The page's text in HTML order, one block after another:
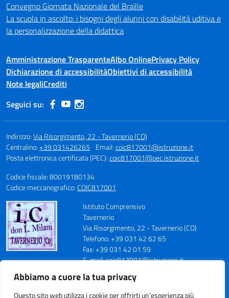
Abbiamo a cuore la tua privacy
Questo sito web utilizza i cookie per offrirti un’esperienza più
Convegno Giornata Nazionale del Braille
La scuola in ascolto: i bisogni degli alunni con disabilità uditiva e
la personalizzazione della didattica
Amministrazione TrasparenteAlbo OnlinePrivacy Policy
Dichiarazione di accessibilitàObiettivi di accessibilità
Note legaliCrediti
Seguici su:
Indirizzo:Via Risorgimento, 22 - Tavernerio (CO)
Centralino:+39 031426265 Email:coic817001@istruzione.it
Posta elettronica certificata (PEC):coic817001@pec.istruzione.it
Codice fiscale: 80019180134
Codice meccanografico:COIC817001
Istituto Comprensivo
Tavernerio
Via Risorgimento, 22 - Tavernerio (CO)
Telefono: +39 031 42 62 65
Fax: +39 031 42 01 59
E-mail: coic817001@istruzione.it
Codice Meccanografico: COIC817001
Codice Fiscale: 80019180134